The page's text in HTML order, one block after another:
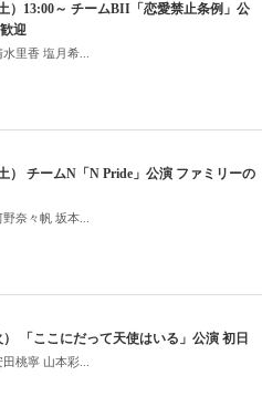
）13:00～ チームBII「恋愛禁止条例」公
迎
里香 塩月希...
） チームN「N Pride」公演 ファミリーの
奈々帆 坂本...
） 「ここにだって天使はいる」公演 初日
桃寧 山本彩...